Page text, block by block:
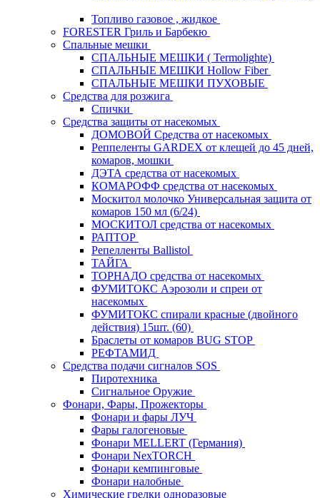
Топливо газовое , жидкое
FORESTER Гриль и Барбекю
Спальные мешки
СПАЛЬНЫЕ МЕШКИ ( Termolighte)
СПАЛЬНЫЕ МЕШКИ Hollow Fiber
СПАЛЬНЫЕ МЕШКИ ПУХОВЫЕ
Средства для розжига
Спички
Средства защиты от насекомых
ДОМОВОЙ Средства от насекомых
Реппеленты GARDEX от клещей до 45 дней,
комаров, мошки
ДЭТА средства от насекомых
КОМАРОФФ средства от насекомых
Москитол молочко Универсальная защита от
комаров 150 мл (6/24)
МОСКИТОЛ средства от насекомых
РАПТОР
Репелленты Ballistol
ТАЙГА
ТОРНАДО средства от насекомых
ФУМИТОКС Аэрозоли и спреи от
насекомых
ФУМИТОКС спирали красные (двойного
действия) 15шт. (60)
Браслеты от комаров BUG STOP
РЕФТАМИД
Средства подачи сигналов SOS
Пиротехника
Сигнальное Оружие
Фонари, Фары, Прожекторы
Фонари и фары ЛУЧ
Фары галогеновые
Фонари MELLERT (Германия)
Фонари NexTORCH
Фонари кемпинговые
Фонари налобные
Химические грелки одноразовые